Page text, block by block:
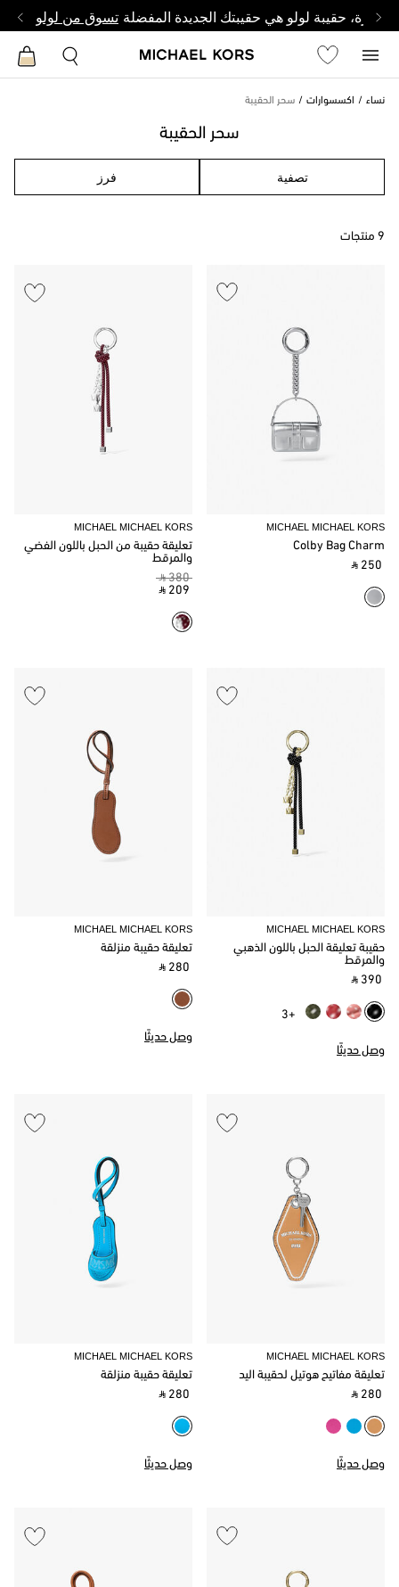
وصغيرة، حقيبة لولو هي حقيبتك الجديدة المفضلة تسوق من لولو
نساء اكسسوارات سحر الحقيبة
سحر الحقيبة
تصفية فرز
9 منتجات
MICHAEL MICHAEL KORS
Colby Bag Charm
‎ ⃁ 250 ‎
MICHAEL MICHAEL KORS
تعليقة حقيبة من الحبل باللون الفضي
والمرقط
‎ ⃁ 380 ‎
‎ ⃁ 209 ‎
MICHAEL MICHAEL KORS
حقيبة تعليقة الحبل باللون الذهبي
والمرقط
‎ ⃁ 390 ‎
+3
وصل حديثًا
MICHAEL MICHAEL KORS
تعليقة حقيبة منزلقة
‎ ⃁ 280 ‎
وصل حديثًا
MICHAEL MICHAEL KORS
تعليقة مفاتيح هوتيل لحقيبة اليد
‎ ⃁ 280 ‎
وصل حديثًا
MICHAEL MICHAEL KORS
تعليقة حقيبة منزلقة
‎ ⃁ 280 ‎
وصل حديثًا